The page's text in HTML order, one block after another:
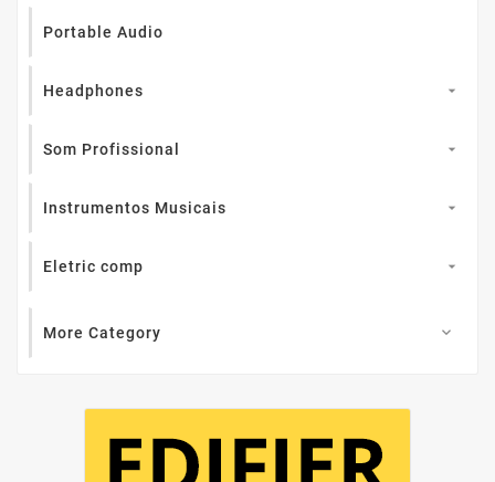
Portable Audio
Headphones 
Som Profissional 
Instrumentos Musicais 
Eletric comp 
More Category 